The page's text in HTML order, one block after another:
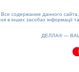
содержание данного
в інших засобах інформації
ДЕЛЛА® —